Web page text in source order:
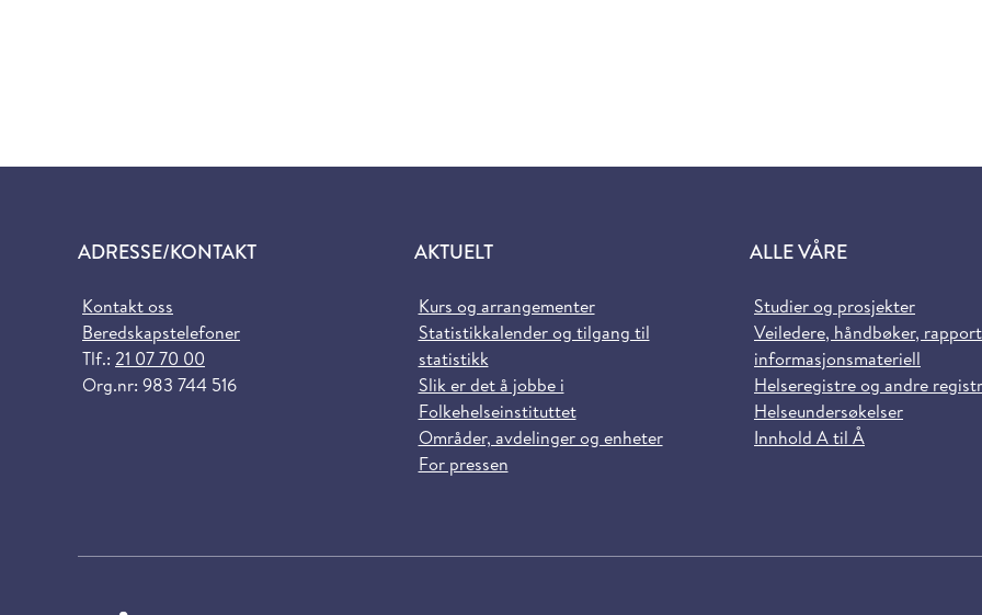
ADRESSE/KONTAKT
Kontakt oss
Beredskapstelefoner
Tlf.: 21 07 70 00
Org.nr: 983 744 516
AKTUELT
Kurs og arrangementer
Statistikkalender og tilgang til
statistikk
Slik er det å jobbe i
Folkehelseinstituttet
Områder, avdelinger og enheter
For pressen
ALLE VÅRE
Studier og prosjekter
Veiledere, håndbøker,
informasjonsmateriell
Helseregistre og andre
Helseundersøkelser
Innhold A til Å